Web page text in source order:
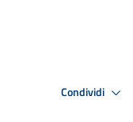
Condividi